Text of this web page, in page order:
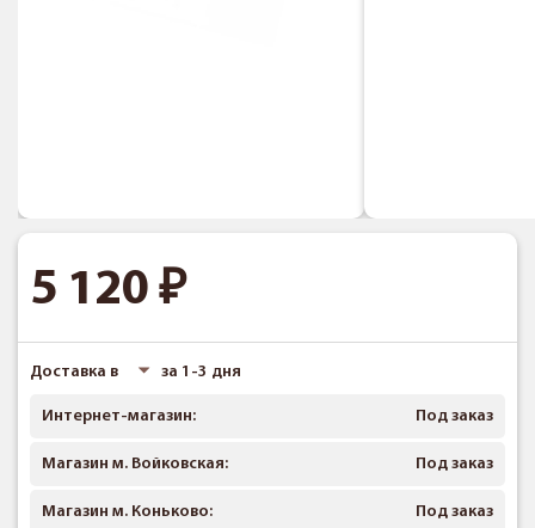
5 120
Доставка в за 1-3 дня
Интернет-магазин: Под заказ
Магазин м. Войковская: Под заказ
Магазин м. Коньково: Под заказ